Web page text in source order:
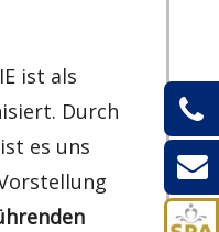
ist als
Durch
es uns